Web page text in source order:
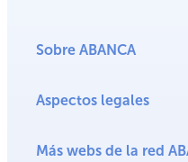
Sobre ABANCA
Aspectos legales
Más webs de la red